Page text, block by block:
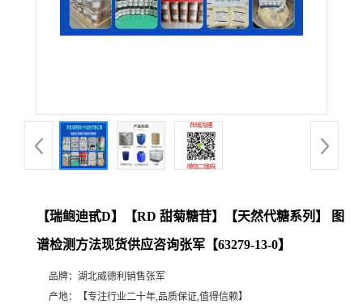
【瑞鲍迪甙D】【RD 甜菊糖苷】【天然代糖系列】 图
谱检测方法现货供应咨询张军【63279-13-0】
品牌： 湖北威德利销售张军
产地：
【专注行业二十年,品质保证,值得信赖】